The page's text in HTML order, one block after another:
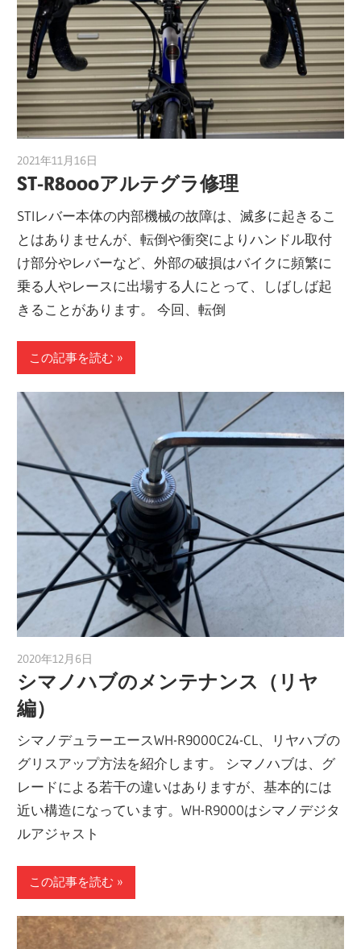
2021年11月16日
ST-R8000アルテグラ修理
STIレバー本体の内部機械の故障は、滅多に起きるこ
とはありませんが、転倒や衝突によりハンドル取付
け部分やレバーなど、外部の破損はバイクに頻繁に
乗る人やレースに出場する人にとって、しばしば起
きることがあります。 今回、転倒
この記事を読む
2020年12月6日
シマノハブのメンテナンス（リヤ
編）
シマノデュラーエースWH-R9000C24-CL、リヤハブの
グリスアップ方法を紹介します。 シマノハブは、グ
レードによる若干の違いはありますが、基本的には
近い構造になっています。WH-R9000はシマノデジタ
ルアジャスト
この記事を読む